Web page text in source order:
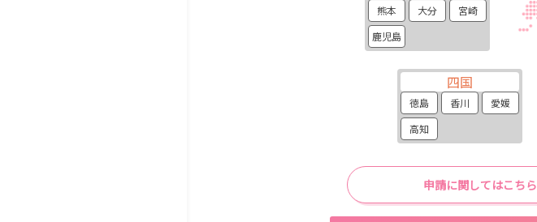
四国
徳島 香川
愛媛
高知
熊本
大分
宮崎
鹿児島
申請に関してはこちら